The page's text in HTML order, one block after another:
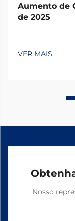
Aumento de
de 2025
VER MAIS
Nosso